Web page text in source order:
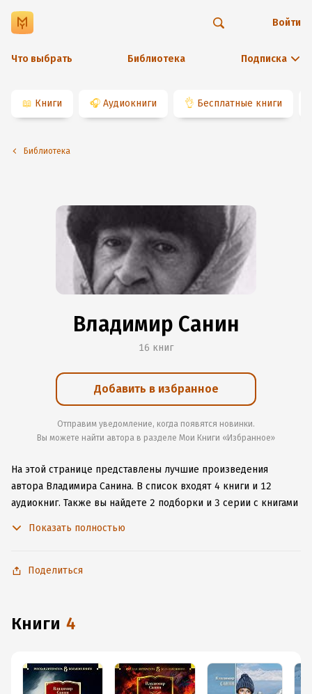
Что выбрать Библиотека Подписка
Войти
📖 Книги 🎧 Аудиокниги 👌 Бесплатные книги
Библиотека
Владимир Санин
16 книг
Добавить в избранное
Отправим уведомление, когда появятся новинки.
Вы можете найти автора в разделе Мои Книги «Избранное»
На этой странице представлены лучшие произведения
автора Владимира Санина. В список входят 4 книги и 12
аудиокниг. Также вы найдете 2 подборки и 3 серии с книгами
приложение для iOS или Android, чтобы не расставаться
Показать полностью
Поделиться
книги 4